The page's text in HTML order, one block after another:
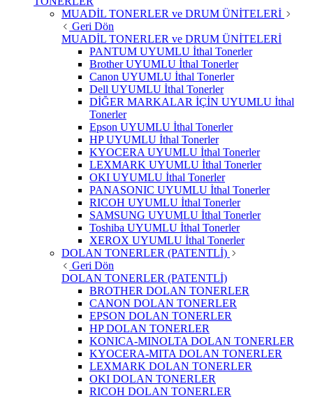
MUADİL TONERLER ve DRUM ÜNİTELERİ
Geri Dön
MUADİL TONERLER ve DRUM ÜNİTELERİ
PANTUM UYUMLU İthal Tonerler
Brother UYUMLU İthal Tonerler
Canon UYUMLU İthal Tonerler
Dell UYUMLU İthal Tonerler
DİĞER MARKALAR İÇİN UYUMLU İthal
Tonerler
Epson UYUMLU İthal Tonerler
HP UYUMLU İthal Tonerler
KYOCERA UYUMLU İthal Tonerler
LEXMARK UYUMLU İthal Tonerler
OKI UYUMLU İthal Tonerler
PANASONIC UYUMLU İthal Tonerler
RICOH UYUMLU İthal Tonerler
SAMSUNG UYUMLU İthal Tonerler
Toshiba UYUMLU İthal Tonerler
XEROX UYUMLU İthal Tonerler
DOLAN TONERLER (PATENTLİ)
Geri Dön
DOLAN TONERLER (PATENTLİ)
BROTHER DOLAN TONERLER
CANON DOLAN TONERLER
EPSON DOLAN TONERLER
HP DOLAN TONERLER
KONICA-MINOLTA DOLAN TONERLER
KYOCERA-MITA DOLAN TONERLER
LEXMARK DOLAN TONERLER
OKI DOLAN TONERLER
RICOH DOLAN TONERLER